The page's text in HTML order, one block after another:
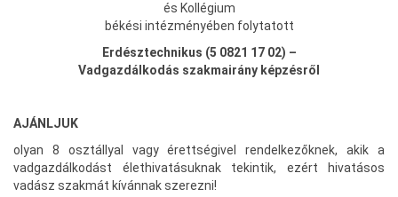
és Kollégium
békési intézményében folytatott
Erdésztechnikus (5 0821 17 02) –
Vadgazdálkodás szakmairány képzésről
AJÁNLJUK
olyan 8 osztállyal vagy érettségivel rendelkezőknek, akik a
vadgazdálkodást élethivatásuknak tekintik, ezért hivatásos
vadász szakmát kívánnak szerezni!